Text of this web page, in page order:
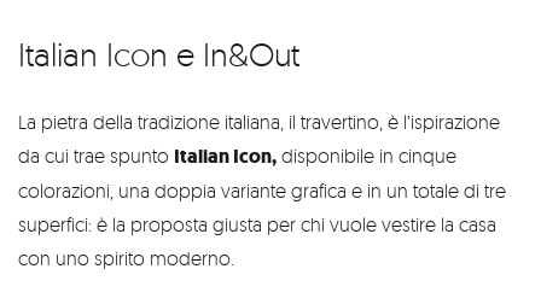
Italian Icon e In&Out
La pietra della tradizione italiana, il travertino, è l’ispirazione
da cui trae spunto Italian Icon, disponibile in cinque
colorazioni, una doppia variante grafica e in un totale di tre
superfici: è la proposta giusta per chi vuole vestire la casa
con uno spirito moderno.